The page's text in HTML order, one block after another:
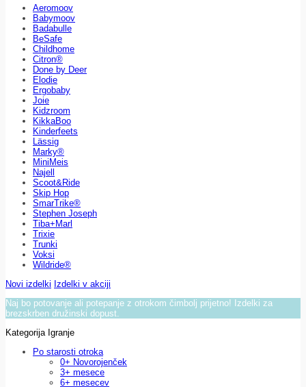
Aeromoov
Babymoov
Badabulle
BeSafe
Childhome
Citron®
Done by Deer
Elodie
Ergobaby
Joie
Kidzroom
KikkaBoo
Kinderfeets
Lässig
Marky®
MiniMeis
Najell
Scoot&Ride
Skip Hop
SmarTrike®
Stephen Joseph
Tiba+Marl
Trixie
Trunki
Voksi
Wildride®
Novi izdelki Izdelki v akciji
Naj bo potovanje ali potepanje z otrokom čimbolj prijetno! Izdelki za
brezskrben družinski dopust.
Kategorija Igranje
Po starosti otroka
0+ Novorojenček
3+ mesece
6+ mesecev